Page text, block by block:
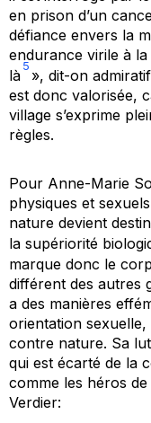
en prison d’un
défiance envers la
endurance virile à
là
5
», dit-on
est donc valorisée,
village s’exprime
règles.
Pour Anne-Marie
physiques et
nature devient
la supériorité
marque donc le
différent des autres
a des manières
orientation sexuelle,
contre nature. Sa
qui est écarté de la
comme les héros
Verdier: